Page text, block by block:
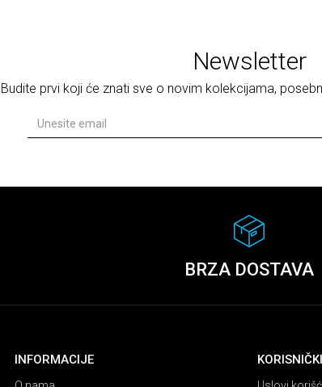
Newsletter
Budite prvi koji će znati sve o novim kolekcijama,
BRZA DOSTAVA
INFORMACIJE